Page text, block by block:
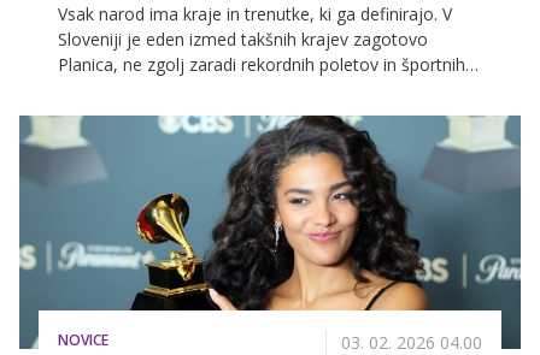
Vsak narod ima kraje in trenutke, ki ga definirajo. V
Sloveniji je eden izmed takšnih krajev zagotovo
Planica, ne zgolj zaradi rekordnih poletov in športnih
ljudmi. Planica namreč ni le prizorišče tekmovanja,
ampak prostor, kjer se vsako leto znova potrjuje,
kako močno nas lahko povezujejo skupna doživetja.
NOVICE 03. 02. 2026 04.00